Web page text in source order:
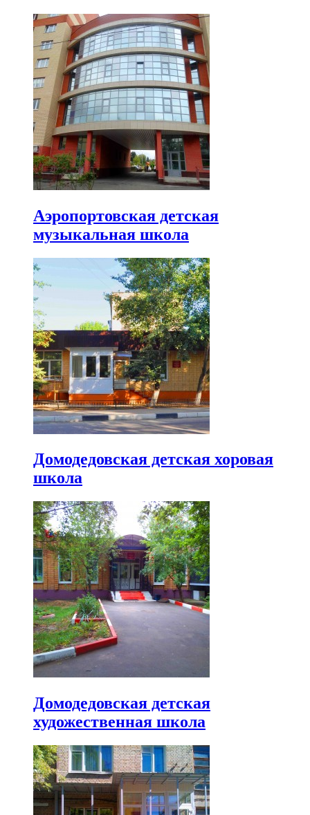
Аэропортовская детская
музыкальная школа
Домодедовская детская хоровая
школа
Домодедовская детская
художественная школа